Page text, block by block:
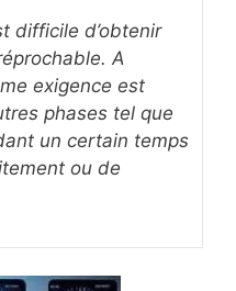
difficile d’obtenir
A
exigence est
phases tel que
un certain temps
ou de